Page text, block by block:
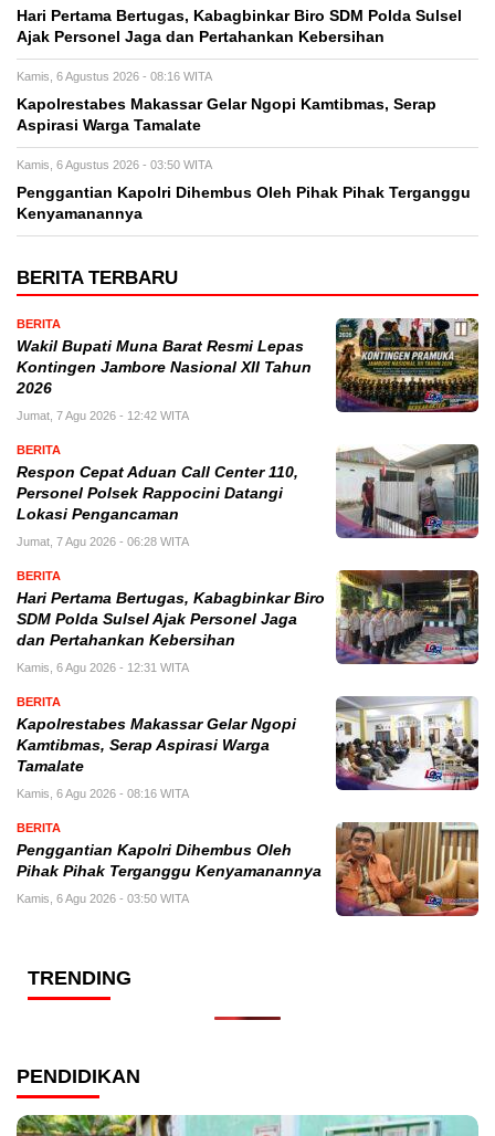
Hari Pertama Bertugas, Kabagbinkar Biro SDM Polda Sulsel
Ajak Personel Jaga dan Pertahankan Kebersihan
Kamis, 6 Agustus 2026 - 08:16 WITA
Kapolrestabes Makassar Gelar Ngopi Kamtibmas, Serap
Aspirasi Warga Tamalate
Kamis, 6 Agustus 2026 - 03:50 WITA
Penggantian Kapolri Dihembus Oleh Pihak Pihak Terganggu
Kenyamanannya
BERITA TERBARU
BERITA
Wakil Bupati Muna Barat Resmi Lepas
Kontingen Jambore Nasional XII Tahun
2026
Jumat, 7 Agu 2026 - 12:42 WITA
BERITA
Respon Cepat Aduan Call Center 110,
Personel Polsek Rappocini Datangi
Lokasi Pengancaman
Jumat, 7 Agu 2026 - 06:28 WITA
BERITA
Hari Pertama Bertugas, Kabagbinkar Biro
SDM Polda Sulsel Ajak Personel Jaga
dan Pertahankan Kebersihan
Kamis, 6 Agu 2026 - 12:31 WITA
BERITA
Kapolrestabes Makassar Gelar Ngopi
Kamtibmas, Serap Aspirasi Warga
Tamalate
Kamis, 6 Agu 2026 - 08:16 WITA
BERITA
Penggantian Kapolri Dihembus Oleh
Pihak Pihak Terganggu Kenyamanannya
Kamis, 6 Agu 2026 - 03:50 WITA
TRENDING
PENDIDIKAN